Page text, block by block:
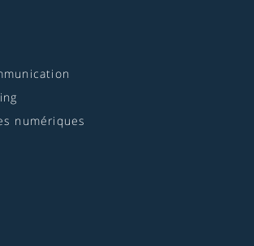
numériques